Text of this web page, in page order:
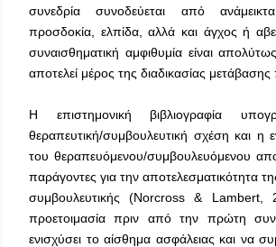
συνεδρία συνοδεύεται από
προσδοκία, ελπίδα, αλλά και άγχος ή
συναισθηματική αμφιθυμία είναι
αποτελεί μέρος της διαδικασίας
Η επιστημονική βιβλιογραφία
θεραπευτική/συμβουλευτική σχέση και η
του θεραπευόμενου/συμβουλευόμενου
παράγοντες για την αποτελεσματικότητα
συμβουλευτικής (Norcross &
προετοιμασία πριν από την πρώτη
ενισχύσει το αίσθημα ασφάλειας και να